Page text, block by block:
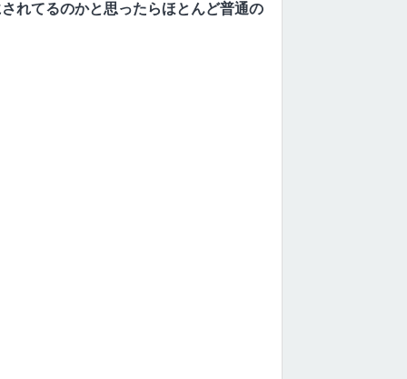
れてるのかと思ったらほとんど普通の